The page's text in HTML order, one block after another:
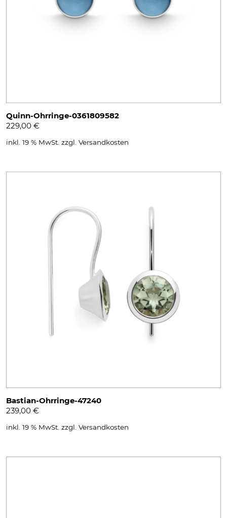
Quinn-Ohrringe-0361809582
229,00 €
inkl. 19 % MwSt. zzgl. Versandkosten
Bastian-Ohrringe-47240
239,00 €
inkl. 19 % MwSt. zzgl. Versandkosten